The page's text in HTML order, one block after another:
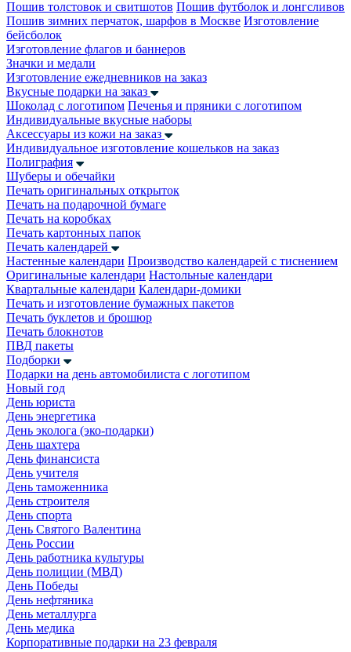
Пошив толстовок и свитшотов Пошив футболок и лонгсливов
Пошив зимних перчаток, шарфов в Москве Изготовление
бейсболок
Изготовление флагов и баннеров
Значки и медали
Изготовление ежедневников на заказ
Вкусные подарки на заказ
Шоколад с логотипом Печенья и пряники с логотипом
Индивидуальные вкусные наборы
Аксессуары из кожи на заказ
Индивидуальное изготовление кошельков на заказ
Полиграфия
Шуберы и обечайки
Печать оригинальных открыток
Печать на подарочной бумаге
Печать на коробках
Печать картонных папок
Печать календарей
Настенные календари Производство календарей с тиснением
Оригинальные календари Настольные календари
Квартальные календари Календари-домики
Печать и изготовление бумажных пакетов
Печать буклетов и брошюр
Печать блокнотов
ПВД пакеты
Подборки
Подарки на день автомобилиста с логотипом
Новый год
День юриста
День энергетика
День эколога (эко-подарки)
День шахтера
День финансиста
День учителя
День таможенника
День строителя
День спорта
День Святого Валентина
День России
День работника культуры
День полиции (МВД)
День Победы
День нефтяника
День металлурга
День медика
Корпоративные подарки на 23 февраля